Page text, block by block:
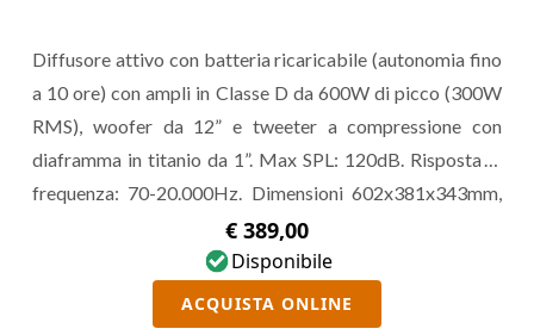
Diffusore attivo con batteria ricaricabile (autonomia fino
a 10 ore) con ampli in Classe D da 600W di picco (300W
RMS), woofer da 12” e tweeter a compressione con
diaframma in titanio da 1”. Max SPL: 120dB. Risposta in
frequenza: 70-20.000Hz. Dimensioni 602x381x343mm,
peso 13,3KG. Mixer 2 canali: ingresso analogico combo
XLR/TRS, Bluetooth 5.0, uscita Mix XLR e supporto
Bluetooth TWS per collegamento stereo. EQ Contour, p
€ 389,00
Disponibile
ACQUISTA ONLINE